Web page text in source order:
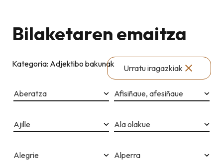
Bilaketaren emaitza
Kategoria: Adjektibo bakunak Urratu iragazkiak
Aberatza Afisiñaue, afesiñaue
Ajille Ala olakue
Alegrie Alperra